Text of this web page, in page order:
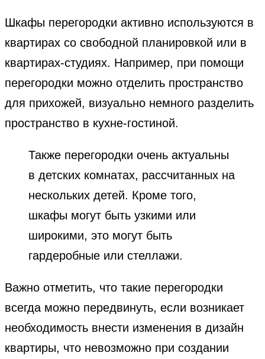
Шкафы перегородки активно используются в
квартирах со свободной планировкой или в
квартирах-студиях. Например, при помощи
перегородки можно отделить пространство
для прихожей, визуально немного разделить
пространство в кухне-гостиной.
Также перегородки очень актуальны
в детских комнатах, рассчитанных на
нескольких детей. Кроме того,
шкафы могут быть узкими или
широкими, это могут быть
гардеробные или стеллажи.
Важно отметить, что такие перегородки
всегда можно передвинуть, если возникает
необходимость внести изменения в дизайн
квартиры, что невозможно при создании